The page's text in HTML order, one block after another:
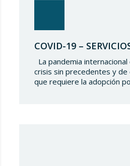
COVID-19 –
La pandemia
crisis sin precedentes y
que requiere la adopción